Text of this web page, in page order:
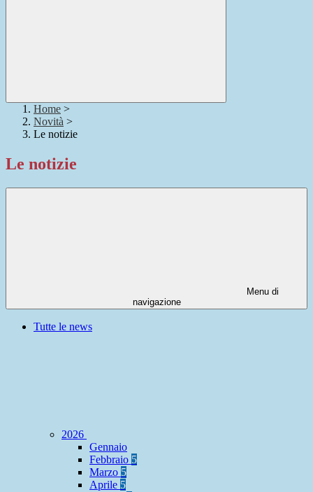
Home >
Novità >
Le notizie
Le notizie
Menu di
navigazione
Tutte le news
2026
Gennaio
Febbraio 5
Marzo 5
Aprile 5